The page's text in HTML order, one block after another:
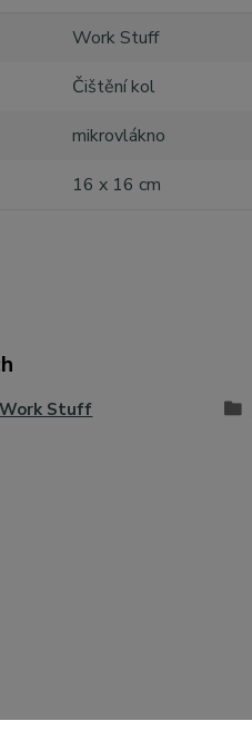
Work Stuff
Čištění kol
mikrovlákno
16 x 16 cm
Work Stuff